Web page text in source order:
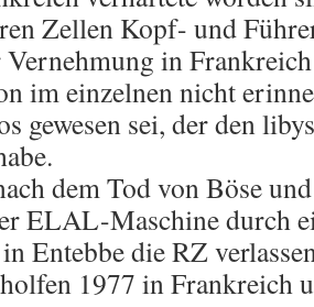
Zellen Kopf- und
Vernehmung in
im einzelnen nicht
gewesen sei, der den
dem Tod von Böse
ELAL-Maschine durch
Entebbe die RZ
1977 in Frankreich